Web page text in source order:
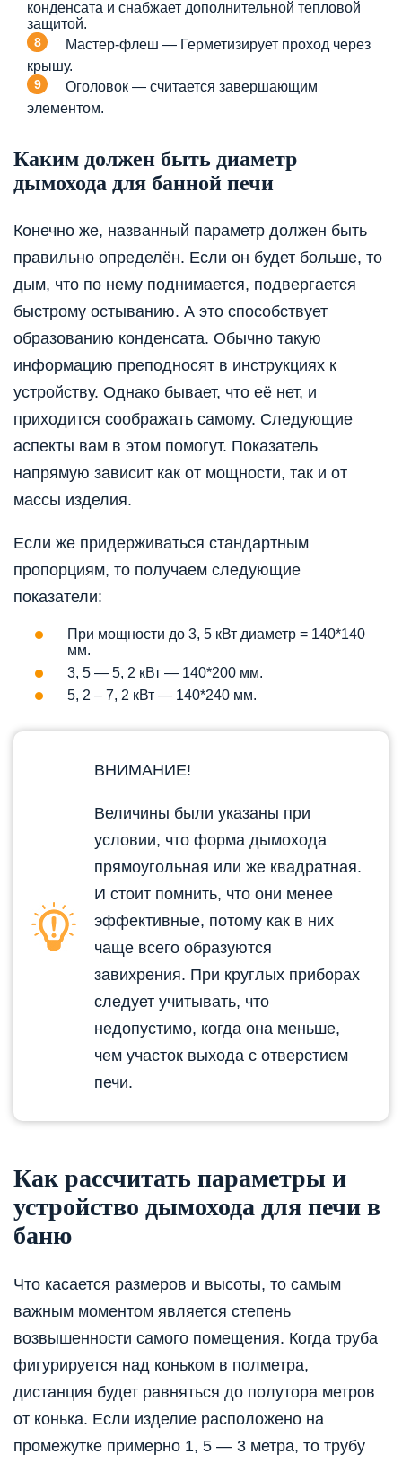
конденсата и снабжает дополнительной тепловой
защитой.
Мастер-флеш — Герметизирует проход через
крышу.
Оголовок — считается завершающим
элементом.
Каким должен быть диаметр
дымохода для банной печи
Конечно же, названный параметр должен быть
правильно определён. Если он будет больше, то
дым, что по нему поднимается, подвергается
быстрому остыванию. А это способствует
образованию конденсата. Обычно такую
информацию преподносят в инструкциях к
устройству. Однако бывает, что её нет, и
приходится соображать самому. Следующие
аспекты вам в этом помогут. Показатель
напрямую зависит как от мощности, так и от
массы изделия.
Если же придерживаться стандартным
пропорциям, то получаем следующие
показатели:
При мощности до 3, 5 кВт диаметр = 140*140
мм.
3, 5 — 5, 2 кВт — 140*200 мм.
5, 2 – 7, 2 кВт — 140*240 мм.
ВНИМАНИЕ!
Величины были указаны при
условии, что форма дымохода
прямоугольная или же квадратная.
И стоит помнить, что они менее
эффективные, потому как в них
чаще всего образуются
завихрения. При круглых приборах
следует учитывать, что
недопустимо, когда она меньше,
чем участок выхода с отверстием
печи.
Как рассчитать параметры и
устройство дымохода для печи в
баню
Что касается размеров и высоты, то самым
важным моментом является степень
возвышенности самого помещения. Когда труба
фигурируется над коньком в полметра,
дистанция будет равняться до полутора метров
от конька. Если изделие расположено на
промежутке примерно 1, 5 — 3 метра, то трубу